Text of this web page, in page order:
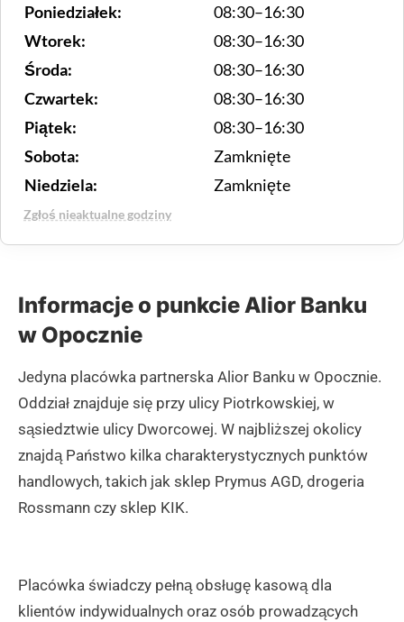
Poniedziałek:
08:30–16:30
Wtorek:
08:30–16:30
Środa:
08:30–16:30
Czwartek:
08:30–16:30
Piątek:
08:30–16:30
Sobota:
Zamknięte
Niedziela:
Zamknięte
Zgłoś nieaktualne godziny
Informacje o punkcie Alior Banku
w Opocznie
Jedyna placówka partnerska Alior Banku w Opocznie.
Oddział znajduje się przy ulicy Piotrkowskiej, w
sąsiedztwie ulicy Dworcowej. W najbliższej okolicy
znajdą Państwo kilka charakterystycznych punktów
handlowych, takich jak sklep Prymus AGD, drogeria
Rossmann czy sklep KIK.
Placówka świadczy pełną obsługę kasową dla
klientów indywidualnych oraz osób prowadzących